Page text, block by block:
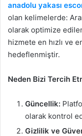
anadolu yakası
olan kelimelerde:
olarak optimize
hizmete en hızlı ve
hedeflenmiştir.
Neden Bizi Tercih
Güncellik:
olarak kontrol
Gizlilik ve